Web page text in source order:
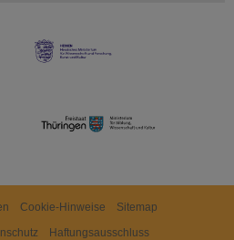
Cookie-Hinweise
Sitemap
Haftungsausschluss